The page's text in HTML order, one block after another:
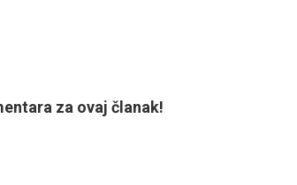
za ovaj članak!